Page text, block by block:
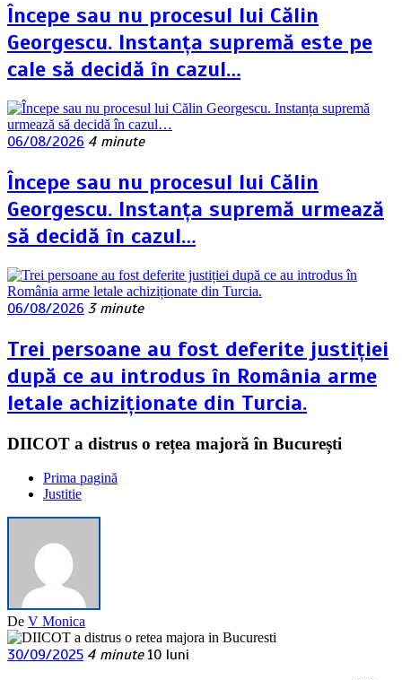
Începe sau nu procesul lui Călin
Georgescu. Instanța supremă este pe
cale să decidă în cazul…
06/08/2026 4 minute
Începe sau nu procesul lui Călin
Georgescu. Instanța supremă urmează
să decidă în cazul…
06/08/2026 3 minute
Trei persoane au fost deferite justiției
după ce au introdus în România arme
letale achiziționate din Turcia.
DIICOT a distrus o rețea majoră în București
Prima pagină
Justitie
De V Monica
30/09/2025 4 minute 10 luni